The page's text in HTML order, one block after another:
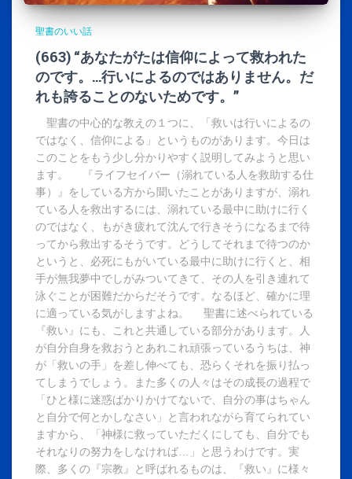
聖書のいい話
(663) “あなたがたは信仰によって救われた
のです。…行いによるのではありません。だ
れも誇ることのないためです。”
聖書の中心的な教えの１つに、「救いは行いによるの
ではなく、信仰による」というものがあります。今日は
このことをもう少し分かりやすく説明してみようと思い
ます。 『ライフセイバー（溺れている人を救助する仕
事）』をしている方から聞いたことがありますが、溺れ
ている人を救出するには、溺れている最中に助けに行く
のではなく、もがき疲れて沈んで行きそうになるまで待
ってから救出するそうです。どうしてそれまで待つのか
というと、必死にもがいている最中に助けに行くと、相
手が無我夢中でしがみついてきて、その人を引き連れて
泳ぐことが困難だからだそうです。なるほど、確かに理
に適っている気がしますよね。 聖書に述べられている
『救い』にも、これと共通している部分があります。人
が自分自身を救おうとあれこれ頑張っているうちは、神
が「救いの手」を差し伸べても、恐らくそれを振り払っ
てしまうでしょう。また多くの人々はその成長の過程で
「ひと様に迷惑ばかりかけてないで、自分の事はちゃん
と自分で何とかしなさい」と言われながら育てられてい
ますから、「神様に救っていただくにしても、自分でも
それなりの努力をしなければ…」と思うわけです。実
際、多くの『宗教』と呼ばれるものは、『救い』に様々